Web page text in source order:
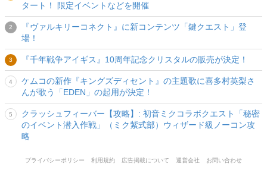
タート！ 限定イベントなどを開催
『ヴァルキリーコネクト』に新コンテンツ「鍵クエスト」登
場！
『千年戦争アイギス』10周年記念クリスタルの販売が決定！
ケムコの新作『キングズディセント』の主題歌に喜多村英梨さ
んが歌う「EDEN」の起用が決定！
クラッシュフィーバー【攻略】: 初音ミクコラボクエスト「秘密
のイベント潜入作戦」（ミク紫式部）ウィザード級ノーコン攻
略
プライバシーポリシー 利用規約 広告掲載について 運営会社 お問い合わせ